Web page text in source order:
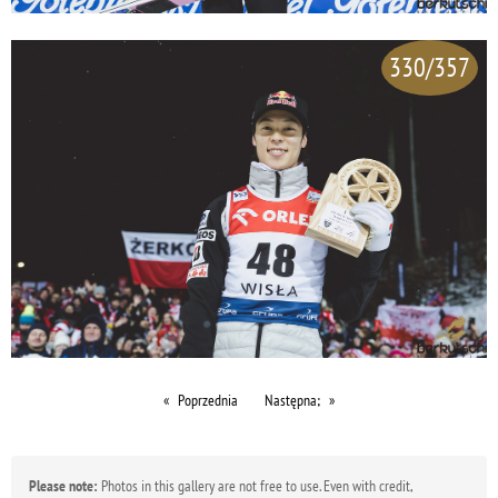
330/357
Poprzednia Następna;
Please note: Photos in this gallery are not free to use. Even with credit,